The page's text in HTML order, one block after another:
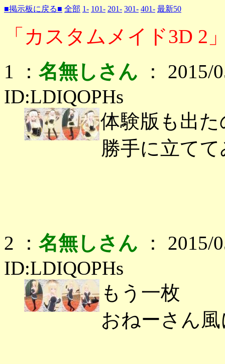
■掲示板に戻る■ 全部 1- 101- 201- 301- 401- 最新50
「カスタムメイド3D 2
1 ： 名無しさん ： 2015/
ID:LDIQOPHs
体験版も出た
勝手に立て
2 ： 名無しさん ： 2015/
ID:LDIQOPHs
もう一枚
おねーさん